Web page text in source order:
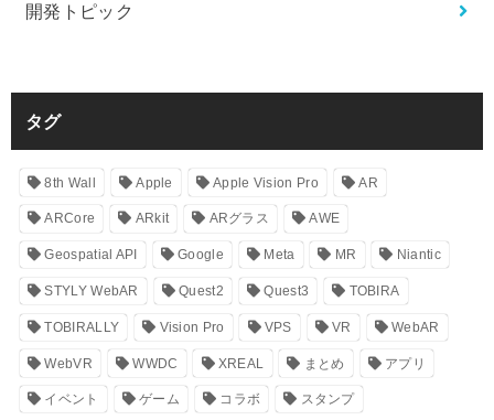
開発トピック
タグ
8th Wall Apple Apple Vision Pro AR
ARCore ARkit ARグラス AWE
Geospatial API Google Meta MR Niantic
STYLY WebAR Quest2 Quest3 TOBIRA
TOBIRALLY Vision Pro VPS VR WebAR
WebVR WWDC XREAL まとめ アプリ
イベント ゲーム コラボ スタンプ